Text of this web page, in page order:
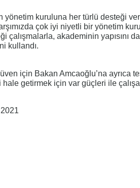
yönetim kuruluna her türlü desteği
çok iyi niyetli bir yönetim
çalışmalarla, akademinin yapısını
kullandı.
için Bakan Amcaoğlu’na ayrıca
hale getirmek için var güçleri ile